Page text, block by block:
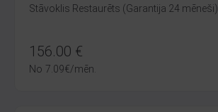
Stāvoklis Restaurēts (Garantija 24 mēneši)
156.00 €
No 7.09€/mēn.